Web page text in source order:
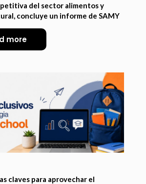
del sector alimentos y
concluye un informe de SAMY
more
claves para aprovechar el